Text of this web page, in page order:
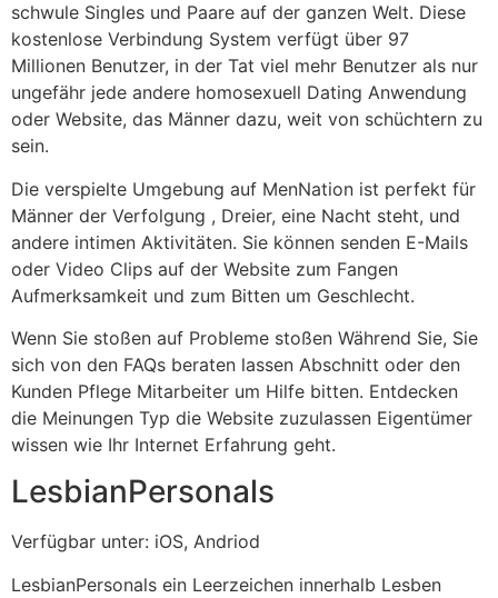
schwule Singles und Paare auf der ganzen Welt. Diese
kostenlose Verbindung System verfügt über 97
Millionen Benutzer, in der Tat viel mehr Benutzer als nur
ungefähr jede andere homosexuell Dating Anwendung
oder Website, das Männer dazu, weit von schüchtern zu
sein.
Die verspielte Umgebung auf MenNation ist perfekt für
Männer der Verfolgung , Dreier, eine Nacht steht, und
andere intimen Aktivitäten. Sie können senden E-Mails
oder Video Clips auf der Website zum Fangen
Aufmerksamkeit und zum Bitten um Geschlecht. ​​
Wenn Sie stoßen auf Probleme stoßen Während Sie, Sie
sich von den FAQs beraten lassen Abschnitt oder den
Kunden Pflege Mitarbeiter um Hilfe bitten. Entdecken
die Meinungen Typ die Website zuzulassen Eigentümer
wissen wie Ihr Internet Erfahrung geht.
LesbianPersonals
Verfügbar unter: iOS, Andriod
LesbianPersonals ein Leerzeichen innerhalb Lesben